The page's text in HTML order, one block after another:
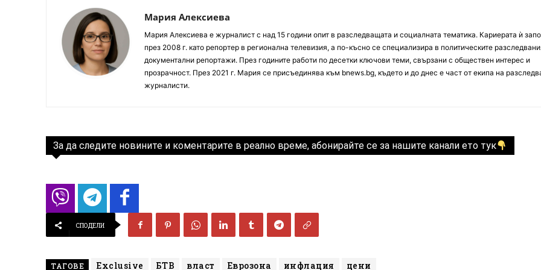
Мария Алексиева
Мария Алексиева е журналист с над 15 години опит в разследващата и социалната тематика. Кариерата ѝ
през 2008 г. като репортер в регионална телевизия, а по-късно се специализира в политическите
документални репортажи. През годините работи по десетки ключови теми, свързани с обществен интерес и
прозрачност. През 2021 г. Мария се присъединява към bnews.bg, където и до днес е част от екипа на
журналисти.
За да следите новините и коментарите в реално време, абонирайте се за нашите канали ето тук
СПОДЕЛИ
ТАГОВЕ Exclusive БТВ власт Еврозона инфлация цени